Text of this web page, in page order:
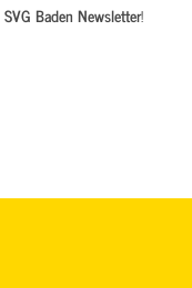
SVG Baden Newsletter!